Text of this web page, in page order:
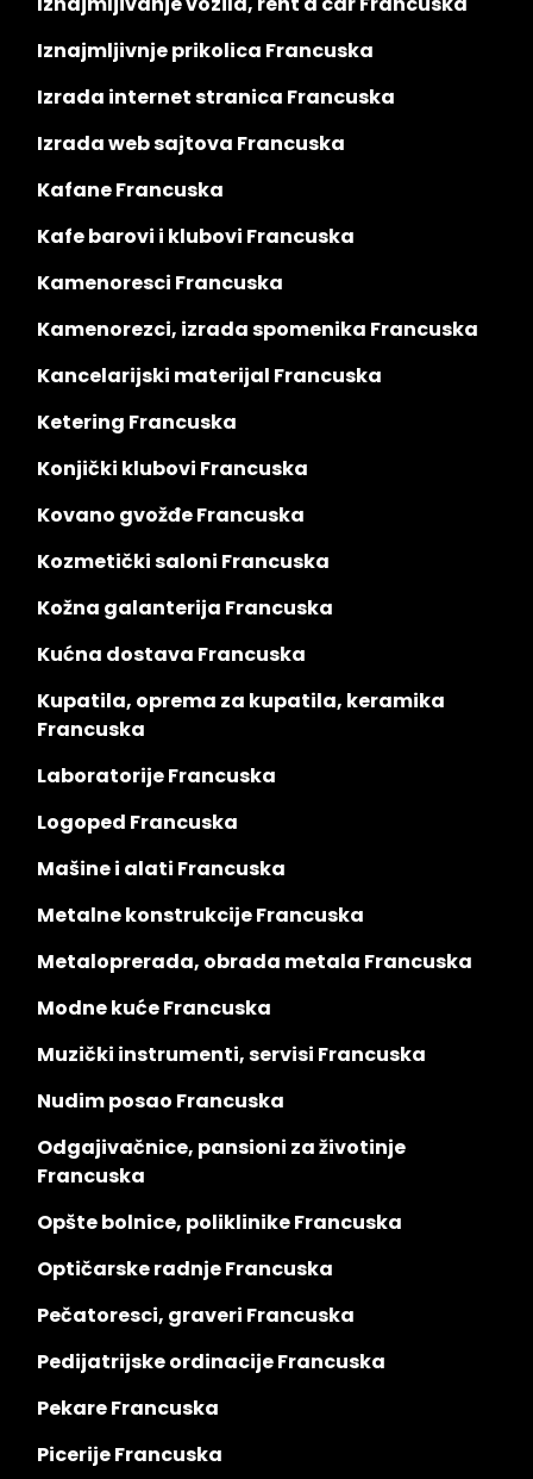
Iznajmljivnje prikolica Francuska
Izrada internet stranica Francuska
Izrada web sajtova Francuska
Kafane Francuska
Kafe barovi i klubovi Francuska
Kamenoresci Francuska
Kamenorezci, izrada spomenika Francuska
Kancelarijski materijal Francuska
Ketering Francuska
Konjički klubovi Francuska
Kovano gvožđe Francuska
Kozmetički saloni Francuska
Kožna galanterija Francuska
Kućna dostava Francuska
Kupatila, oprema za kupatila, keramika
Francuska
Laboratorije Francuska
Logoped Francuska
Mašine i alati Francuska
Metalne konstrukcije Francuska
Metaloprerada, obrada metala Francuska
Modne kuće Francuska
Muzički instrumenti, servisi Francuska
Nudim posao Francuska
Odgajivačnice, pansioni za životinje
Francuska
Opšte bolnice, poliklinike Francuska
Optičarske radnje Francuska
Pečatoresci, graveri Francuska
Pedijatrijske ordinacije Francuska
Pekare Francuska
Picerije Francuska